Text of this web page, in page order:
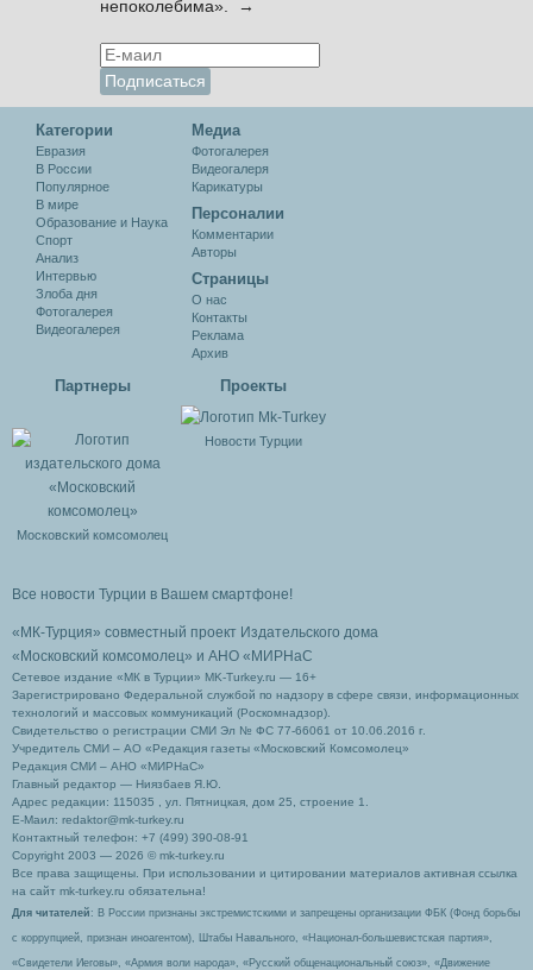
непоколебима». →
Категории
Евразия
В России
Популярное
В мире
Образование и Наука
Спорт
Анализ
Интервью
Злоба дня
Фотогалерея
Видеогалерея
Медиа
Фотогалерея
Видеогалеря
Карикатуры
Персоналии
Комментарии
Авторы
Cтраницы
О нас
Контакты
Реклама
Архив
Партнеры
Московский комсомолец
Проекты
Новости Турции
Все новости Турции в Вашем смартфоне!
«МК-Турция» совместный проект Издательского дома
«Московский комсомолец» и АНО «МИРНаС
Сетевое издание «МК в Турции» MK-Turkey.ru — 16+
Зарегистрировано Федеральной службой по надзору в сфере связи, информационных
технологий и массовых коммуникаций (Роскомнадзор).
Свидетельство о регистрации СМИ Эл № ФС 77-66061 от 10.06.2016 г.
Учредитель СМИ – АО «Редакция газеты «Московский Комсомолец»
Редакция СМИ – АНО «МИРНаС»
Главный редактор — Ниязбаев Я.Ю.
Адрес редакции: 115035 , ул. Пятницкая, дом 25, строение 1.
Е-Маил: redaktor@mk-turkey.ru
Контактный телефон: +7 (499) 390-08-91
Copyright 2003 — 2026 © mk-turkey.ru
Все права защищены. При использовании и цитировании материалов активная ссылка
на сайт mk-turkey.ru обязательна!
Для читателей : В России признаны экстремистскими и запрещены организации ФБК (Фонд борьбы
с коррупцией, признан иноагентом), Штабы Навального, «Национал-большевистская партия»,
«Свидетели Иеговы», «Армия воли народа», «Русский общенациональный союз», «Движение